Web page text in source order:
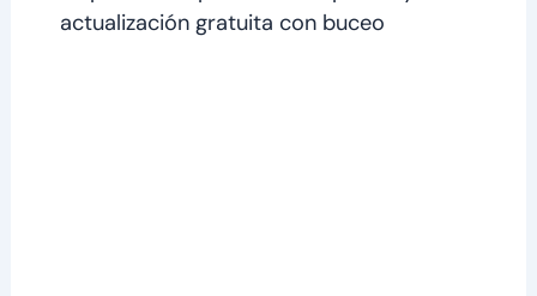
actualización gratuita con buceo